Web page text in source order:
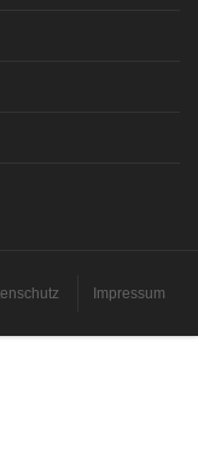
Impressum